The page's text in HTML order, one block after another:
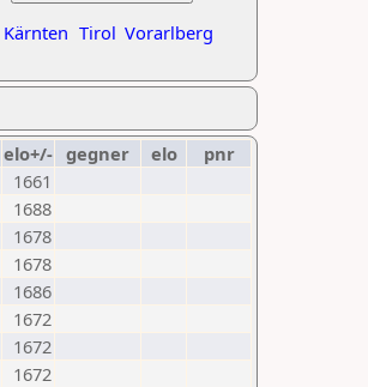
Kärnten Tirol Vorarlberg
elo+/- gegner elo
pnr
1661
1688
1678
1678
1686
1672
1672
1672